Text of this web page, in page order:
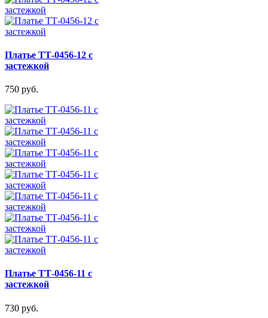
Платье ТТ-0456-12 с
застежкой
750 руб.
Платье ТТ-0456-11 с
застежкой
730 руб.